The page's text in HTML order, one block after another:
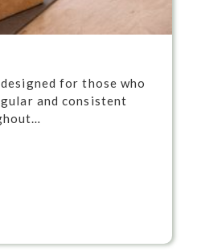
for those who
and consistent